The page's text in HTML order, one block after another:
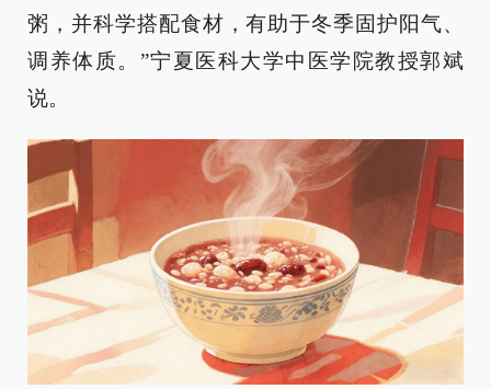
粥，并科学搭配食材，有助于冬季固护阳气、
调养体质。”宁夏医科大学中医学院教授郭斌
说。